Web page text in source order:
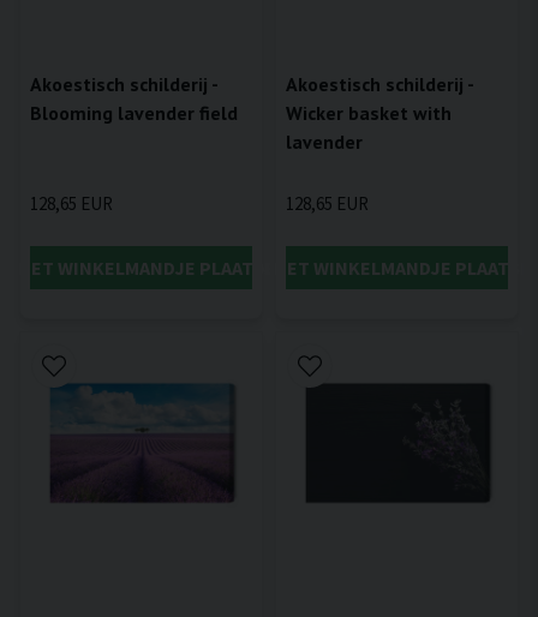
Akoestisch schilderij -
Blooming lavender field
128,65 EUR
HET WINKELMANDJE PLAATSEN
Akoestisch schilderij -
Wicker basket with
lavender
128,65 EUR
IN HET WINKELMANDJE